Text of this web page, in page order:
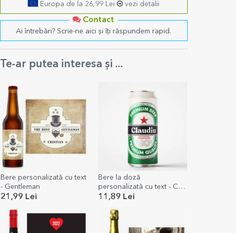
Europa de la 26,99 Lei vezi detalii
Contact
Ai întrebări? Scrie-ne aici și îți răspundem rapid.
Te-ar putea interesa și ...
Bere personalizată cu text
- Gentleman
21,99 Lei
Bere la doză
personalizată cu text - Cel
mai devotat fan al berii
11,89 Lei